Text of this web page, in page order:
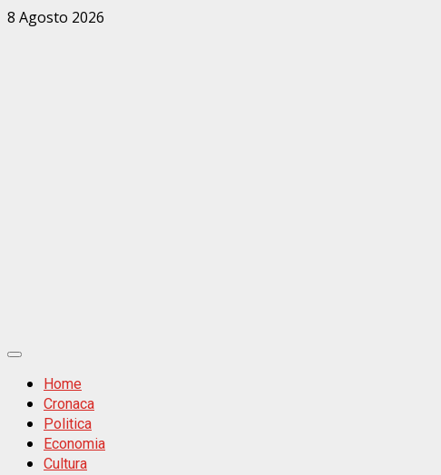
Zum
8 Agosto 2026
Primäres
MenüHome
Cronaca
Politica
Economia
Cultura